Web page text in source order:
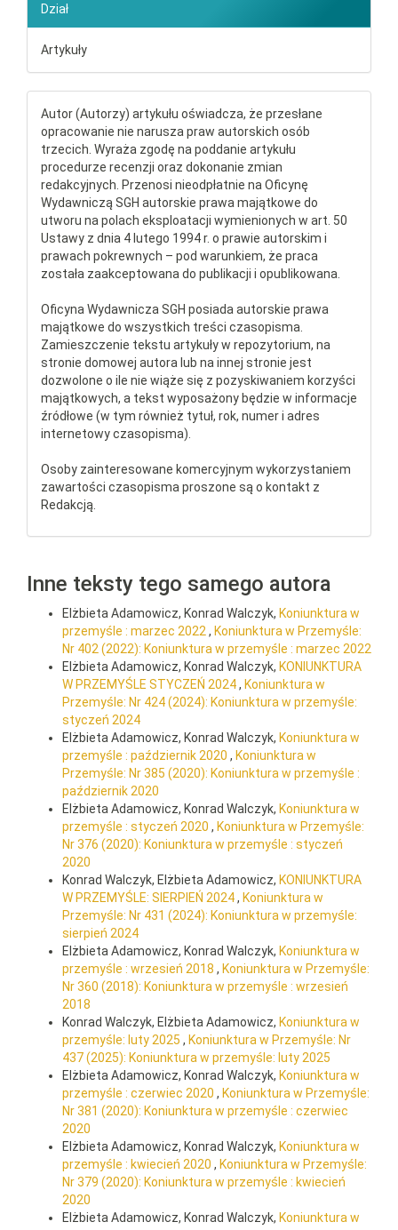
Dział
Artykuły
Autor (Autorzy) artykułu oświadcza, że przesłane
opracowanie nie narusza praw autorskich osób
trzecich. Wyraża zgodę na poddanie artykułu
procedurze recenzji oraz dokonanie zmian
redakcyjnych. Przenosi nieodpłatnie na Oficynę
Wydawniczą SGH autorskie prawa majątkowe do
utworu na polach eksploatacji wymienionych w art. 50
Ustawy z dnia 4 lutego 1994 r. o prawie autorskim i
prawach pokrewnych – pod warunkiem, że praca
została zaakceptowana do publikacji i opublikowana.
Oficyna Wydawnicza SGH posiada autorskie prawa
majątkowe do wszystkich treści czasopisma.
Zamieszczenie tekstu artykuły w repozytorium, na
stronie domowej autora lub na innej stronie jest
dozwolone o ile nie wiąże się z pozyskiwaniem korzyści
majątkowych, a tekst wyposażony będzie w informacje
źródłowe (w tym również tytuł, rok, numer i adres
internetowy czasopisma).
Osoby zainteresowane komercyjnym wykorzystaniem
zawartości czasopisma proszone są o kontakt z
Redakcją.
Inne teksty tego samego autora
Elżbieta Adamowicz, Konrad Walczyk, Koniunktura w
przemyśle : marzec 2022 , Koniunktura w Przemyśle:
Nr 402 (2022): Koniunktura w przemyśle : marzec 2022
Elżbieta Adamowicz, Konrad Walczyk, KONIUNKTURA
W PRZEMYŚLE STYCZEŃ 2024, Koniunktura w
Przemyśle: Nr 424 (2024): Koniunktura w przemyśle:
styczeń 2024
Elżbieta Adamowicz, Konrad Walczyk, Koniunktura w
przemyśle : październik 2020 , Koniunktura w
Przemyśle: Nr 385 (2020): Koniunktura w przemyśle :
październik 2020
Elżbieta Adamowicz, Konrad Walczyk, Koniunktura w
przemyśle : styczeń 2020 , Koniunktura w Przemyśle:
Nr 376 (2020): Koniunktura w przemyśle : styczeń
2020
Konrad Walczyk, Elżbieta Adamowicz, KONIUNKTURA
W PRZEMYŚLE: SIERPIEŃ 2024, Koniunktura w
Przemyśle: Nr 431 (2024): Koniunktura w przemyśle:
sierpień 2024
Elżbieta Adamowicz, Konrad Walczyk, Koniunktura w
przemyśle : wrzesień 2018 , Koniunktura w Przemyśle:
Nr 360 (2018): Koniunktura w przemyśle : wrzesień
2018
Konrad Walczyk, Elżbieta Adamowicz, Koniunktura w
przemyśle: luty 2025 , Koniunktura w Przemyśle: Nr
437 (2025): Koniunktura w przemyśle: luty 2025
Elżbieta Adamowicz, Konrad Walczyk, Koniunktura w
przemyśle : czerwiec 2020 , Koniunktura w Przemyśle:
Nr 381 (2020): Koniunktura w przemyśle : czerwiec
2020
Elżbieta Adamowicz, Konrad Walczyk, Koniunktura w
przemyśle : kwiecień 2020 , Koniunktura w Przemyśle:
Nr 379 (2020): Koniunktura w przemyśle : kwiecień
2020
Elżbieta Adamowicz, Konrad Walczyk, Koniunktura w